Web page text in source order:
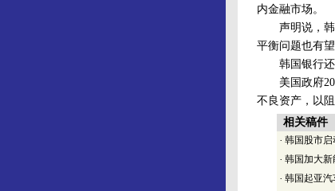
内金融市场。
声明说，韩
平衡问题也有望
韩国银行还表
美国政府20
不良资产，以
相关稿件
· 韩国股市
· 韩国加大
· 韩国起亚汽